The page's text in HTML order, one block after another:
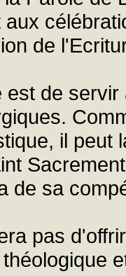
de
de
il peut
de sa
pas